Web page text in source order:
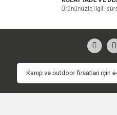
Ürününüzle ilgili